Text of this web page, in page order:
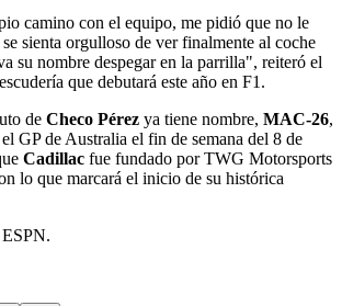
camino con el equipo, me pidió que no le
sienta orgulloso de ver finalmente al coche
su nombre despegar en la parrilla", reiteró el
que debutará este año en F1.
de Checo Pérez ya tiene nombre, MAC-26,
GP de Australia el fin de semana del 8 de
Cadillac fue fundado por TWG Motorsports
lo que marcará el inicio de su histórica